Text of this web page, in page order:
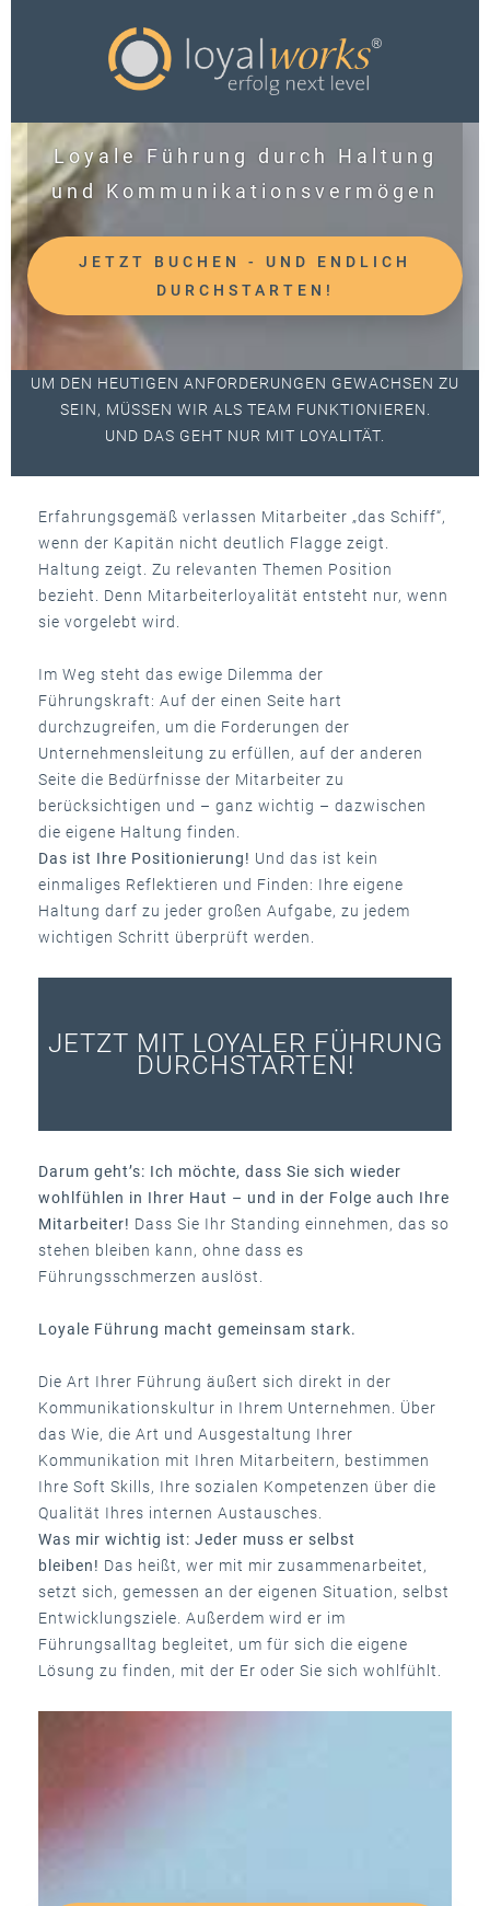
Loyale Führung durch Haltung
und Kommunikationsvermögen
JETZT BUCHEN - UND ENDLICH
DURCHSTARTEN!
UM DEN HEUTIGEN ANFORDERUNGEN GEWACHSEN ZU
SEIN, MÜSSEN WIR ALS TEAM FUNKTIONIEREN.
UND DAS GEHT NUR MIT LOYALITÄT.
Erfahrungsgemäß verlassen Mitarbeiter „das Schiff“,
wenn der Kapitän nicht deutlich Flagge zeigt.
Haltung zeigt. Zu relevanten Themen Position
bezieht. Denn Mitarbeiterloyalität entsteht nur, wenn
sie vorgelebt wird.
Im Weg steht das ewige Dilemma der
Führungskraft: Auf der einen Seite hart
durchzugreifen, um die Forderungen der
Unternehmensleitung zu erfüllen, auf der anderen
Seite die Bedürfnisse der Mitarbeiter zu
berücksichtigen und – ganz wichtig – dazwischen
die eigene Haltung finden.
Das ist Ihre Positionierung! Und das ist kein
einmaliges Reflektieren und Finden: Ihre eigene
Haltung darf zu jeder großen Aufgabe, zu jedem
wichtigen Schritt überprüft werden.
JETZT MIT LOYALER FÜHRUNG
DURCHSTARTEN!
Darum geht’s: Ich möchte, dass Sie sich wieder
wohlfühlen in Ihrer Haut – und in der Folge auch Ihre
Mitarbeiter! Dass Sie Ihr Standing einnehmen, das so
stehen bleiben kann, ohne dass es
Führungsschmerzen auslöst.
Loyale Führung macht gemeinsam stark.
Die Art Ihrer Führung äußert sich direkt in der
Kommunikationskultur in Ihrem Unternehmen. Über
das Wie, die Art und Ausgestaltung Ihrer
Kommunikation mit Ihren Mitarbeitern, bestimmen
Ihre Soft Skills, Ihre sozialen Kompetenzen über die
Qualität Ihres internen Austausches.
Was mir wichtig ist: Jeder muss er selbst
bleiben! Das heißt, wer mit mir zusammenarbeitet,
setzt sich, gemessen an der eigenen Situation, selbst
Entwicklungsziele. Außerdem wird er im
Führungsalltag begleitet, um für sich die eigene
Lösung zu finden, mit der Er oder Sie sich wohlfühlt.